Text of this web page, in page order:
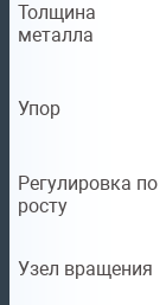
Толщина
металла
Упор
Регулировка по
росту
Узел вращения